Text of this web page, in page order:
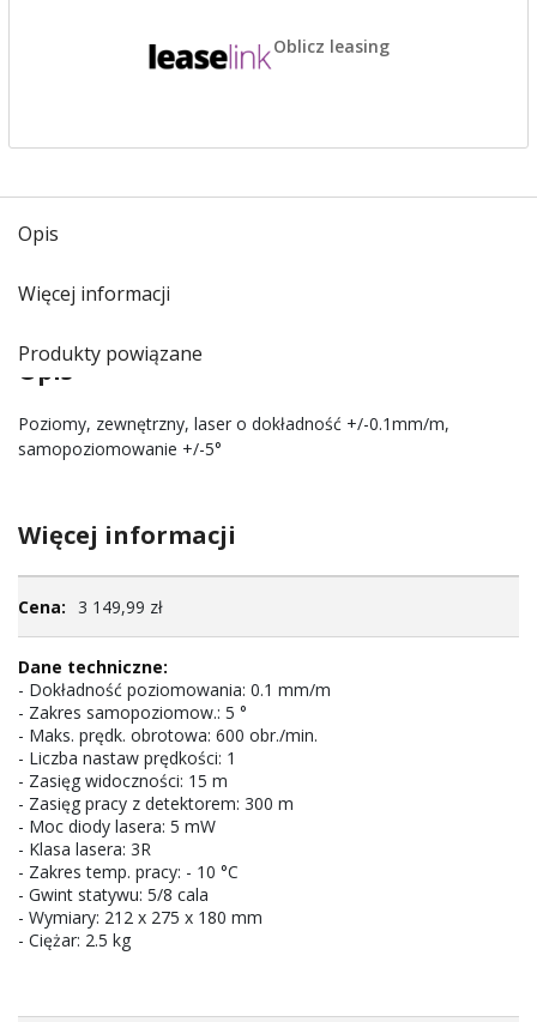
Oblicz leasing
Opis
Więcej informacji
Produkty powiązane
Opis
Poziomy, zewnętrzny, laser o dokładność +/-0.1mm/m,
samopoziomowanie +/-5°
Więcej informacji
informacji3 149,99 zł
- Dokładność poziomowania: 0.1 mm/m
- Zakres samopoziomow.: 5 °
- Maks. prędk. obrotowa: 600 obr./min.
- Liczba nastaw prędkości: 1
- Zasięg widoczności: 15 m
- Zasięg pracy z detektorem: 300 m
- Moc diody lasera: 5 mW
- Klasa lasera: 3R
- Zakres temp. pracy: - 10 °C
- Gwint statywu: 5/8 cala
- Wymiary: 212 x 275 x 180 mm
- Ciężar: 2.5 kg